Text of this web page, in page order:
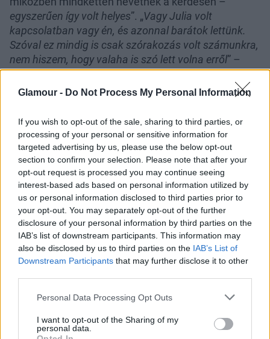
Glamour - Do Not Process My Personal Information
If you wish to opt-out of the sale, sharing to third parties, or
processing of your personal or sensitive information for
targeted advertising by us, please use the below opt-out
section to confirm your selection. Please note that after your
opt-out request is processed you may continue seeing
interest-based ads based on personal information utilized by
us or personal information disclosed to third parties prior to
your opt-out. You may separately opt-out of the further
disclosure of your personal information by third parties on the
IAB’s list of downstream participants. This information may
also be disclosed by us to third parties on the IAB’s List of
Downstream Participants that may further disclose it to other
Please note that this website/app uses one or more Google
not limited to your visit or usage behaviour. You may click to
grant or deny consent to Google and its third-party tags to
Personal Data Processing Opt Outs
I want to opt-out of the Sharing of my
personal data.
egyszerűen így volt helyes”. „Vagy Julia volt
kapcsolatban vagy én, és azonnal barátok lettünk.
Szóval ez mindig is csak szórakozás volt számunkra,
nem hiszem, hogy valaha is szó lett volna erről” –
teszi hozzáGeorge Clooney.
ha még nincs programod estére